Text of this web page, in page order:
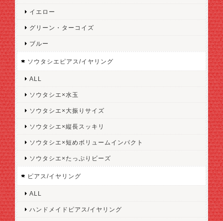
イエロー
グリーン・ターコイズ
ブルー
ソウタシエピアス/イヤリング
ALL
ソウタシエ×水玉
ソウタシエ×大振りサイズ
ソウタシエ×縦長スッキリ
ソウタシエ×短めボリュームインパクト
ソウタシエ×たっぷりビーズ
ピアス/イヤリング
ALL
ハンドメイドピアス/イヤリング